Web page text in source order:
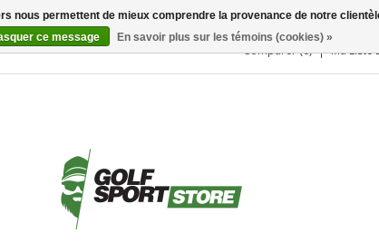
Comparer (0) Ma Liste
nous permettent de mieux comprendre la provenance de notre
ce message
En savoir plus sur les témoins (cookies) »